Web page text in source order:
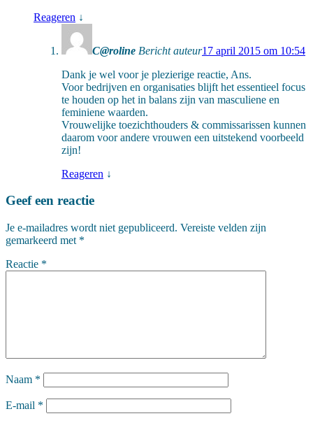
Reageren ↓
C@roline Bericht auteur17 april 2015 om 10:54
Dank je wel voor je plezierige reactie, Ans.
Voor bedrijven en organisaties blijft het essentieel focus
te houden op het in balans zijn van masculiene en
feminiene waarden.
Vrouwelijke toezichthouders & commissarissen kunnen
daarom voor andere vrouwen een uitstekend voorbeeld
zijn!
Reageren ↓
Geef een reactie
Je e-mailadres wordt niet gepubliceerd. Vereiste velden zijn
gemarkeerd met *
Reactie *
Naam *
E-mail *